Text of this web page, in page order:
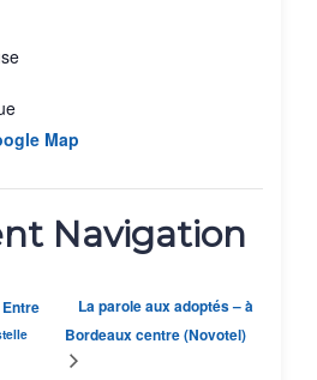
Map
Navigation
La parole aux adoptés – à
Bordeaux centre (Novotel)